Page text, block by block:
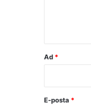
Ad *
E-posta *